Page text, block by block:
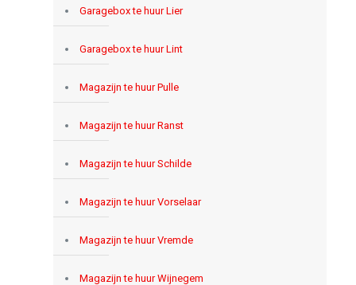
Garagebox te huur Lier
Garagebox te huur Lint
Magazijn te huur Pulle
Magazijn te huur Ranst
Magazijn te huur Schilde
Magazijn te huur Vorselaar
Magazijn te huur Vremde
Magazijn te huur Wijnegem